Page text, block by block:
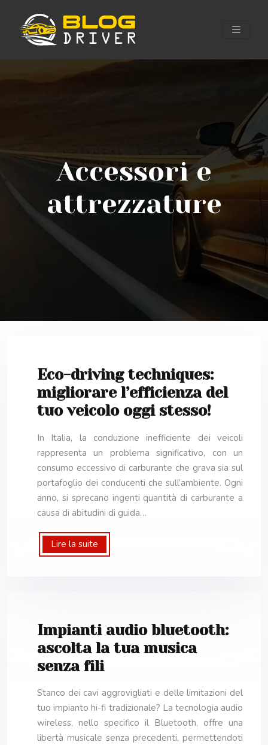
Accessori e
attrezzature
Eco-driving techniques:
migliorare l’efficienza del
tuo veicolo oggi stesso!
In Italia, la conduzione inefficiente dei veicoli
rappresenta un problema significativo, con un
consumo eccessivo di carburante che grava sia sul
portafoglio dei conducenti che sull’ambiente. Ogni
anno, si sprecano ingenti quantità di carburante a
causa di abitudini di guida…
Lire la suite
Impianti audio bluetooth:
ascolta la tua musica
senza fili
Stanco dei cavi aggrovigliati e delle limitazioni del
tuo impianto hi-fi tradizionale? La tecnologia audio
wireless, nello specifico il Bluetooth, offre una
libertà musicale senza precedenti, permettendoti